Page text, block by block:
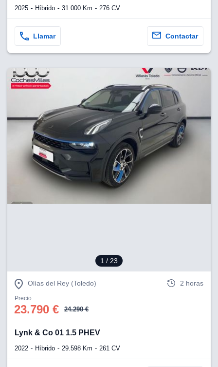
2025 Híbrido 31.000 Km 276 CV
Llamar Contactar
1 / 23
Olías del Rey (Toledo) 2 horas
Precio
23.790 € 24.290 €
Lynk & Co 01 1.5 PHEV
2022 Híbrido 29.598 Km 261 CV